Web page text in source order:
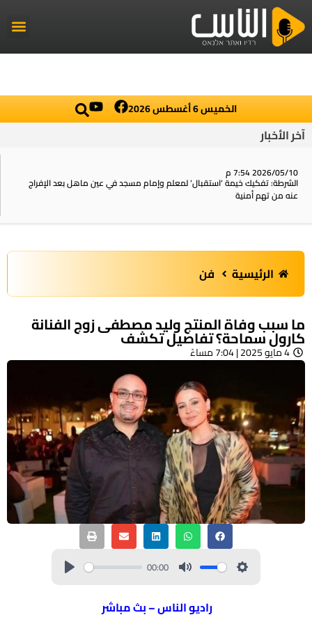
الخميس 6 أغسطس 2026
آخر الأخبار
2026/05/10 7:54 م
الشرطة: تفكيك خيمة ‘استقبال‘ لمعلم وإمام مسجد في عين ماهل بعد الإفراج
عنه من تهم أمنية
الرئيسية فن
ما سبب وفاة المنتج وليد مصطفى زوج الفنانة
كارول سماحة؟ تفاصيل تكشف
4 مايو 2025 | 7:04 مساءً
00:00
راديو الناس – بث مباشر